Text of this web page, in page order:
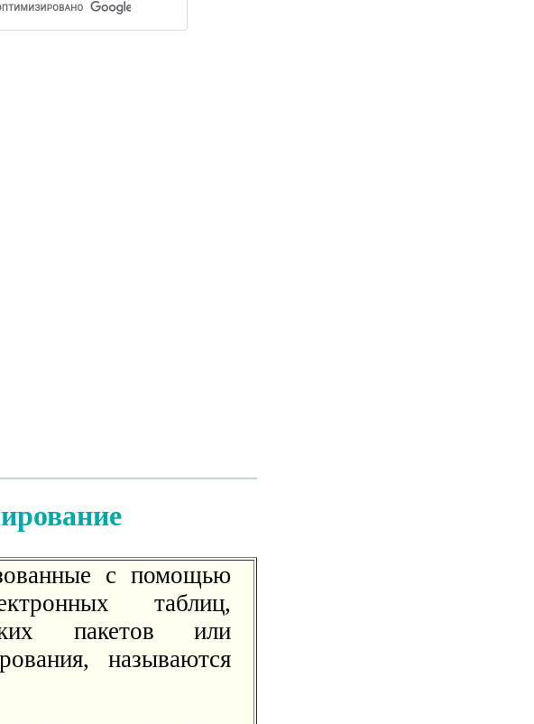
с помощью
таблиц,
пакетов или
называются